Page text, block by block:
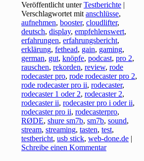
Veröffentlicht unter Testberichte
Verschlagwortet mit anschlüsse,
aufnehmen,booster,cloudlifter,
deutsch,display,empfehlenswert,
erfahrungen,erfahrungsbericht,
erklärung,fethead, gain, gaming,
german, gut,knöpfe,podcast,pro 2,
rauschen,rekorden,review,rode
rodecaster pro,rode rodecaster pro 2,
rode rodecaster pro ii,rodecaster,
rodecaster 1 oder 2,rodecaster 2,
rodecaster ii,rodecaster pro i oder ii,
rodecaster pro ii,rodecasterpro,
RØDE,shure sm7b,sm7b,sound,
stream,streaming,tasten,test,
testbericht,usb stick,web-done.de
Schreibe einen Kommentar